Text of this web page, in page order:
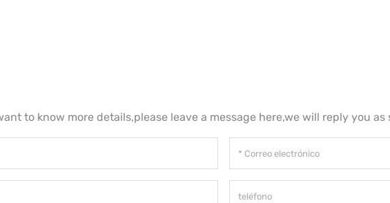
to know more details,please leave a message here,we will reply you as